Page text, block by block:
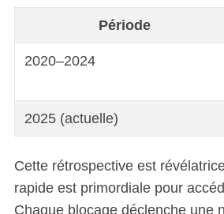
Période
2020–2024
2025 (actuelle)
Cette rétrospective est
rapide est primordiale pour
Chaque blocage déclenche une